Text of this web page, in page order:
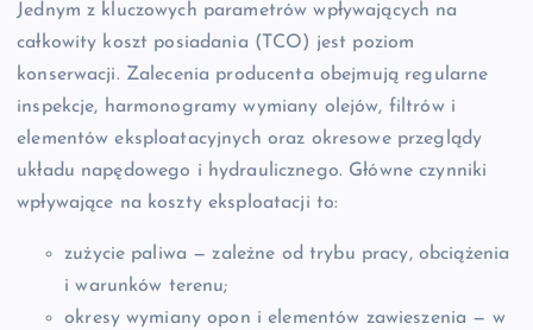
Jednym z kluczowych parametrów wpływających na
całkowity koszt posiadania (TCO) jest poziom
konserwacji. Zalecenia producenta obejmują regularne
inspekcje, harmonogramy wymiany olejów, filtrów i
elementów eksploatacyjnych oraz okresowe przeglądy
układu napędowego i hydraulicznego. Główne czynniki
wpływające na koszty eksploatacji to:
zużycie paliwa — zależne od trybu pracy, obciążenia
i warunków terenu;
okresy wymiany opon i elementów zawieszenia — w